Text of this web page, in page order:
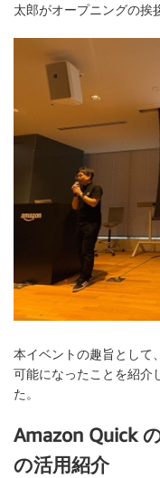
太郎がオープニングの挨
本イベントの趣旨として
可能になったことを紹介
た。
Amazon Quick
の活用紹介